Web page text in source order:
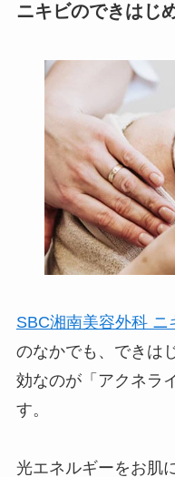
ニキビのできはじ
SBC湘南美容外科 ニ
のなかでも、できは
効なのが「アクネラ
す。
光エネルギーをお肌